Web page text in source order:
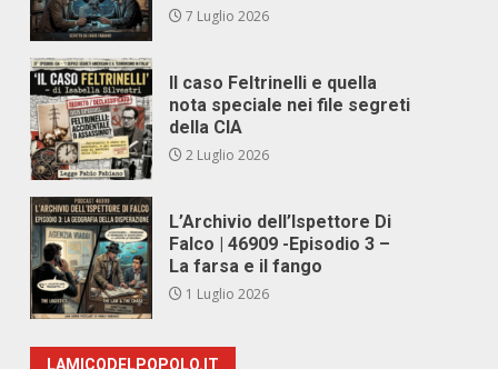
7 Luglio 2026
Il caso Feltrinelli e quella
nota speciale nei file segreti
della CIA
2 Luglio 2026
L’Archivio dell’Ispettore Di
Falco | 46909 -Episodio 3 –
La farsa e il fango
1 Luglio 2026
LAMICODELPOPOLO.IT